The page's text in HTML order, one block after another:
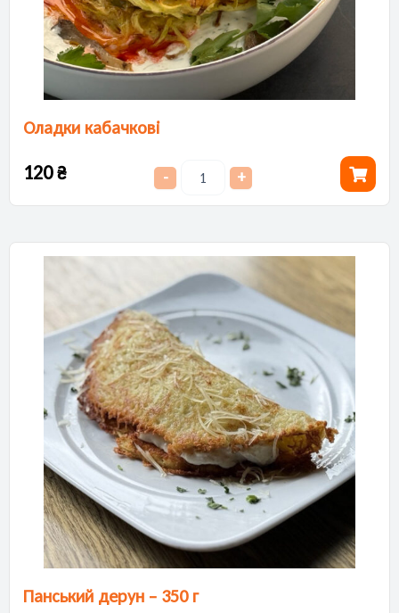
Оладки кабачкові
120₴ - +
Панський дерун – 350 г